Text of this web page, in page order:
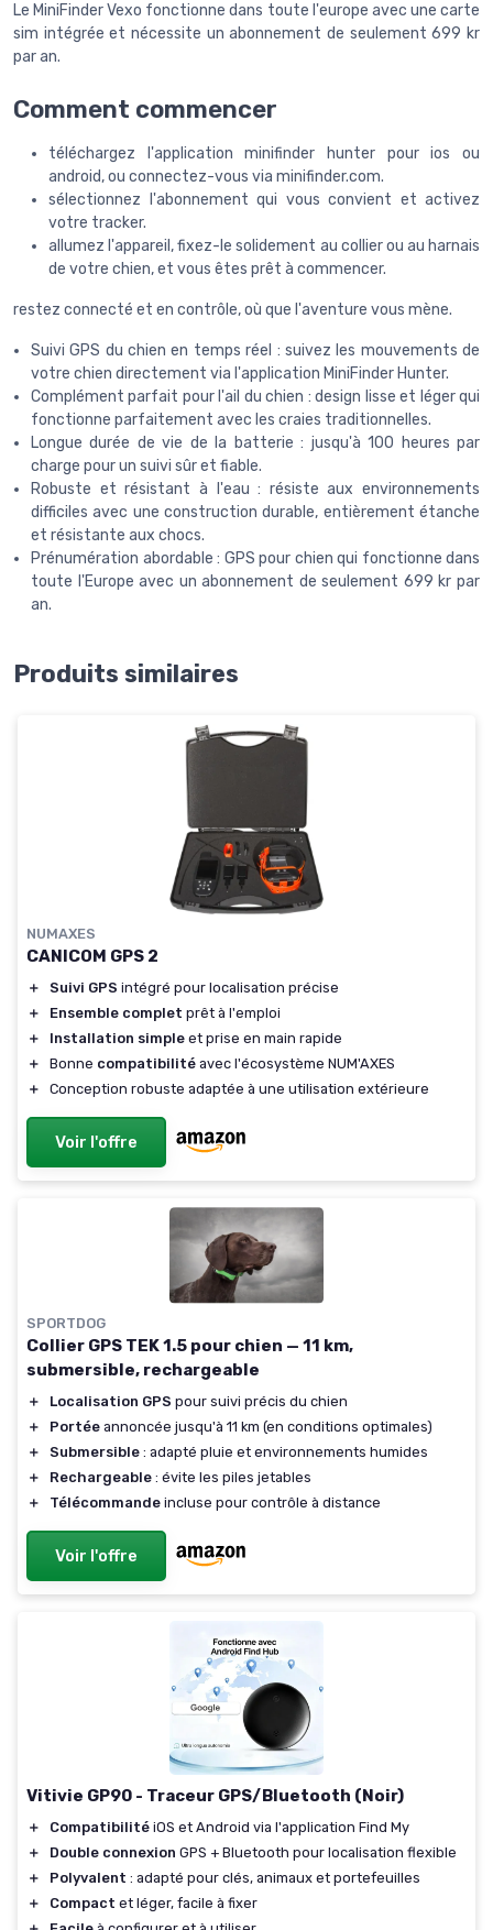
Le MiniFinder Vexo fonctionne dans toute l'europe avec une carte
sim intégrée et nécessite un abonnement de seulement 699 kr
par an.
Comment commencer
téléchargez l'application minifinder hunter pour ios ou
android, ou connectez-vous via minifinder.com.
sélectionnez l'abonnement qui vous convient et activez
votre tracker.
allumez l'appareil, fixez-le solidement au collier ou au harnais
de votre chien, et vous êtes prêt à commencer.
restez connecté et en contrôle, où que l'aventure vous mène.
Suivi GPS du chien en temps réel : suivez les mouvements de
votre chien directement via l'application MiniFinder Hunter.
Complément parfait pour l'ail du chien : design lisse et léger qui
fonctionne parfaitement avec les craies traditionnelles.
Longue durée de vie de la batterie : jusqu'à 100 heures par
charge pour un suivi sûr et fiable.
Robuste et résistant à l'eau : résiste aux environnements
difficiles avec une construction durable, entièrement étanche
et résistante aux chocs.
Prénumération abordable : GPS pour chien qui fonctionne dans
toute l'Europe avec un abonnement de seulement 699 kr par
an.
Produits similaires
NUMAXES
CANICOM GPS 2
＋ Suivi GPS intégré pour localisation précise
＋
Ensemble complet prêt à l'emploi
＋
Installation simple et prise en main rapide
＋
Bonne compatibilité avec l'écosystème NUM'AXES
＋
Conception robuste adaptée à une utilisation extérieure
Voir l'offre
SPORTDOG
Collier GPS TEK 1.5 pour chien — 11 km,
submersible, rechargeable
＋ Localisation GPS pour suivi précis du chien
＋
Portée annoncée jusqu'à 11 km (en conditions optimales)
＋
Submersible : adapté pluie et environnements humides
＋
Rechargeable : évite les piles jetables
＋
Télécommande incluse pour contrôle à distance
Voir l'offre
Vitivie GP90 - Traceur GPS/Bluetooth (Noir)
＋ Compatibilité iOS et Android via l'application Find My
＋
Double connexion GPS + Bluetooth pour localisation flexible
＋
Polyvalent : adapté pour clés, animaux et portefeuilles
＋
Compact et léger, facile à fixer